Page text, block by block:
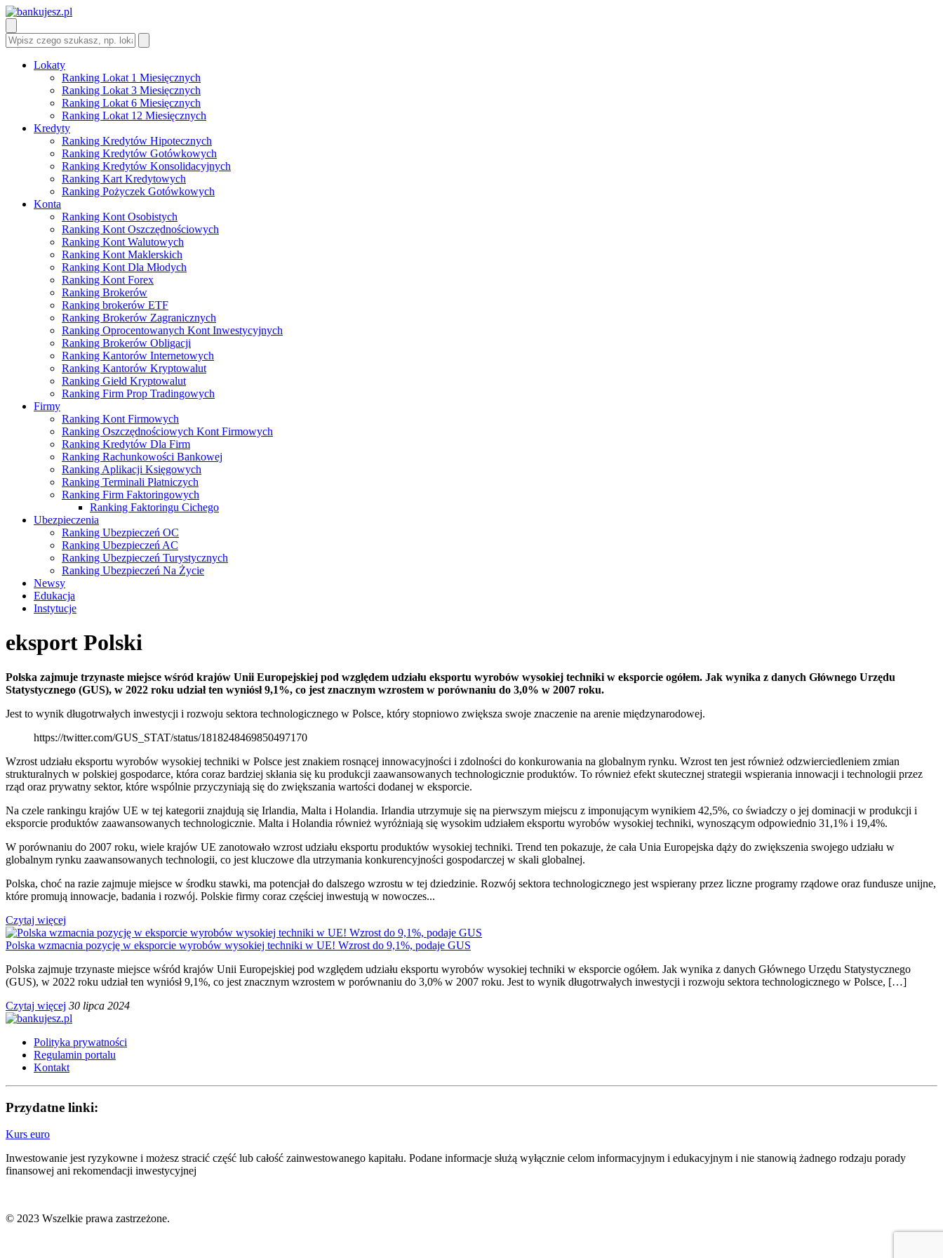
Lokaty
Ranking Lokat 1 Miesięcznych
Ranking Lokat 3 Miesięcznych
Ranking Lokat 6 Miesięcznych
Ranking Lokat 12 Miesięcznych
Kredyty
Ranking Kredytów Hipotecznych
Ranking Kredytów Gotówkowych
Ranking Kredytów Konsolidacyjnych
Ranking Kart Kredytowych
Ranking Pożyczek Gotówkowych
Konta
Ranking Kont Osobistych
Ranking Kont Oszczędnościowych
Ranking Kont Walutowych
Ranking Kont Maklerskich
Ranking Kont Dla Młodych
Ranking Kont Forex
Ranking Brokerów
Ranking brokerów ETF
Ranking Brokerów Zagranicznych
Ranking Oprocentowanych Kont Inwestycyjnych
Ranking Brokerów Obligacji
Ranking Kantorów Internetowych
Ranking Kantorów Kryptowalut
Ranking Giełd Kryptowalut
Ranking Firm Prop Tradingowych
Firmy
Ranking Kont Firmowych
Ranking Oszczędnościowych Kont Firmowych
Ranking Kredytów Dla Firm
Ranking Rachunkowości Bankowej
Ranking Aplikacji Księgowych
Ranking Terminali Płatniczych
Ranking Firm Faktoringowych
Ranking Faktoringu Cichego
Ubezpieczenia
Ranking Ubezpieczeń OC
Ranking Ubezpieczeń AC
Ranking Ubezpieczeń Turystycznych
Ranking Ubezpieczeń Na Życie
Newsy
Edukacja
Instytucje
eksport Polski
Polska zajmuje trzynaste miejsce wśród krajów Unii Europejskiej pod względem udziału eksportu wyrobów wysokiej techniki w eksporcie ogółem. Jak wynika z danych Głównego Urzędu
Statystycznego (GUS), w 2022 roku udział ten wyniósł 9,1%, co jest znacznym wzrostem w porównaniu do 3,0% w 2007 roku.
Jest to wynik długotrwałych inwestycji i rozwoju sektora technologicznego w Polsce, który stopniowo zwiększa swoje znaczenie na arenie międzynarodowej.
https://twitter.com/GUS_STAT/status/1818248469850497170
Wzrost udziału eksportu wyrobów wysokiej techniki w Polsce jest znakiem rosnącej innowacyjności i zdolności do konkurowania na globalnym rynku. Wzrost ten jest również odzwierciedleniem zmian
strukturalnych w polskiej gospodarce, która coraz bardziej skłania się ku produkcji zaawansowanych technologicznie produktów. To również efekt skutecznej strategii wspierania innowacji i technologii przez
rząd oraz prywatny sektor, które wspólnie przyczyniają się do zwiększania wartości dodanej w eksporcie.
Na czele rankingu krajów UE w tej kategorii znajdują się Irlandia, Malta i Holandia. Irlandia utrzymuje się na pierwszym miejscu z imponującym wynikiem 42,5%, co świadczy o jej dominacji w produkcji i
eksporcie produktów zaawansowanych technologicznie. Malta i Holandia również wyróżniają się wysokim udziałem eksportu wyrobów wysokiej techniki, wynoszącym odpowiednio 31,1% i 19,4%.
W porównaniu do 2007 roku, wiele krajów UE zanotowało wzrost udziału eksportu produktów wysokiej techniki. Trend ten pokazuje, że cała Unia Europejska dąży do zwiększenia swojego udziału w
globalnym rynku zaawansowanych technologii, co jest kluczowe dla utrzymania konkurencyjności gospodarczej w skali globalnej.
Polska, choć na razie zajmuje miejsce w środku stawki, ma potencjał do dalszego wzrostu w tej dziedzinie. Rozwój sektora technologicznego jest wspierany przez liczne programy rządowe oraz fundusze unijne,
które promują innowacje, badania i rozwój. Polskie firmy coraz częściej inwestują w nowoczes...
Czytaj więcej
Polska wzmacnia pozycję w eksporcie wyrobów wysokiej techniki w UE! Wzrost do 9,1%, podaje GUS
Polska zajmuje trzynaste miejsce wśród krajów Unii Europejskiej pod względem udziału eksportu wyrobów wysokiej techniki w eksporcie ogółem. Jak wynika z danych Głównego Urzędu Statystycznego
(GUS), w 2022 roku udział ten wyniósł 9,1%, co jest znacznym wzrostem w porównaniu do 3,0% w 2007 roku. Jest to wynik długotrwałych inwestycji i rozwoju sektora technologicznego w Polsce, […]
Czytaj więcej 30 lipca 2024
Polityka prywatności
Regulamin portalu
Kontakt
Przydatne linki:
Kurs euro
Inwestowanie jest ryzykowne i możesz stracić część lub całość zainwestowanego kapitału. Podane informacje służą wyłącznie celom informacyjnym i edukacyjnym i nie stanowią żadnego rodzaju porady
finansowej ani rekomendacji inwestycyjnej
© 2023 Wszelkie prawa zastrzeżone.